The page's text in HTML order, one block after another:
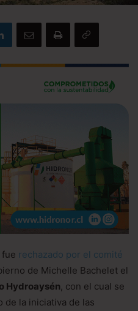
fue rechazado por el comité
de Michelle Bachelet el
Hydroaysén, con el cual se
la iniciativa de las